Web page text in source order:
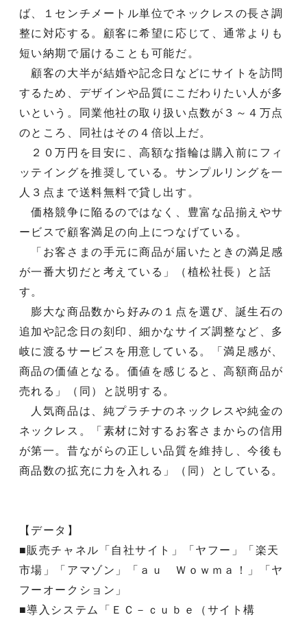
ば、１センチメートル単位でネックレスの長さ調
整に対応する。顧客に希望に応じて、通常よりも
短い納期で届けることも可能だ。
顧客の大半が結婚や記念日などにサイトを訪問
するため、デザインや品質にこだわりたい人が多
いという。同業他社の取り扱い点数が３～４万点
のところ、同社はその４倍以上だ。
２０万円を目安に、高額な指輪は購入前にフィ
ッテイングを推奨している。サンプルリングを一
人３点まで送料無料で貸し出す。
価格競争に陥るのではなく、豊富な品揃えやサ
ービスで顧客満足の向上につなげている。
「お客さまの手元に商品が届いたときの満足感
が一番大切だと考えている」（植松社長）と話
す。
膨大な商品数から好みの１点を選び、誕生石の
追加や記念日の刻印、細かなサイズ調整など、多
岐に渡るサービスを用意している。「満足感が、
商品の価値となる。価値を感じると、高額商品が
売れる」（同）と説明する。
人気商品は、純プラチナのネックレスや純金の
ネックレス。「素材に対するお客さまからの信用
が第一。昔ながらの正しい品質を維持し、今後も
商品数の拡充に力を入れる」（同）としている。
【データ】
■販売チャネル「自社サイト」「ヤフー」「楽天
市場」「アマゾン」「ａｕ Ｗｏｗｍａ！」「ヤ
フーオークション」
■導入システム「ＥＣ－ｃｕｂｅ（サイト構